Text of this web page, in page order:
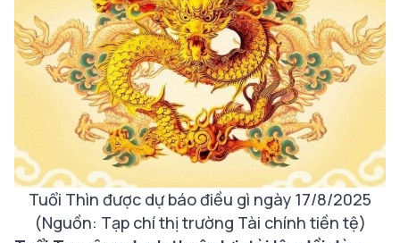
Tuổi Thìn được dự báo điều gì ngày 17/8/2025
(Nguồn: Tạp chí thị trường Tài chính tiền tệ)